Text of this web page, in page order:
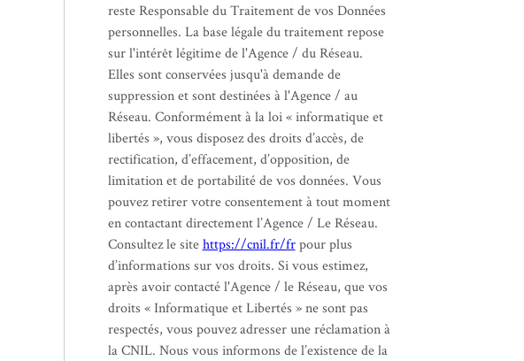
reste Responsable du Traitement de vos Données
personnelles. La base légale du traitement repose
sur l'intérêt légitime de l'Agence / du Réseau.
Elles sont conservées jusqu'à demande de
suppression et sont destinées à l'Agence / au
Réseau. Conformément à la loi « informatique et
libertés », vous disposez des droits d’accès, de
rectification, d’effacement, d’opposition, de
limitation et de portabilité de vos données. Vous
pouvez retirer votre consentement à tout moment
en contactant directement l’Agence / Le Réseau.
Consultez le sitehttps://cnil.fr/frpour plus
d’informations sur vos droits. Si vous estimez,
après avoir contacté l'Agence / le Réseau, que vos
droits « Informatique et Libertés » ne sont pas
respectés, vous pouvez adresser une réclamation à
la CNIL. Nous vous informons de l’existence de la